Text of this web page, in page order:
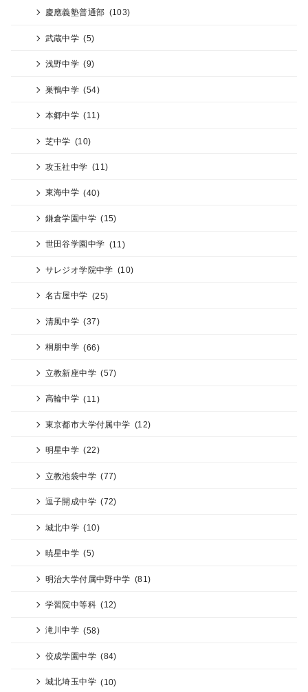
慶應義塾普通部 (103)
武蔵中学 (5)
浅野中学 (9)
巣鴨中学 (54)
本郷中学 (11)
芝中学 (10)
攻玉社中学 (11)
東海中学 (40)
鎌倉学園中学 (15)
世田谷学園中学 (11)
サレジオ学院中学 (10)
名古屋中学 (25)
清風中学 (37)
桐朋中学 (66)
立教新座中学 (57)
高輪中学 (11)
東京都市大学付属中学 (12)
明星中学 (22)
立教池袋中学 (77)
逗子開成中学 (72)
城北中学 (10)
暁星中学 (5)
明治大学付属中野中学 (81)
学習院中等科 (12)
滝川中学 (58)
佼成学園中学 (84)
城北埼玉中学 (10)